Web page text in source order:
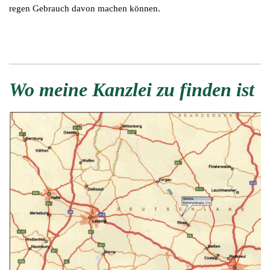
regen Gebrauch davon machen können.
Wo meine Kanzlei zu finden ist